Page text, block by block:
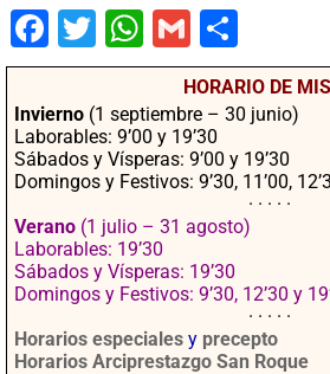
Fac
ebo
Twit
ter
Wha
tsA
pp
Gm
ail
mpa
rtir
HORARIO DE
Invierno (1 septiembre – 30 junio)
Laborables: 9’00 y 19’30
Sábados y Vísperas: 9’00 y 19’30
Domingos y Festivos: 9’30, 11’00,
· · · · ·
Verano (1 julio – 31 agosto)
Laborables: 19’30
Sábados y Vísperas: 19’30
Domingos y Festivos: 9’30, 12’30 y
· · · · ·
Horarios especiales y precepto
Horarios Arciprestazgo San Roque